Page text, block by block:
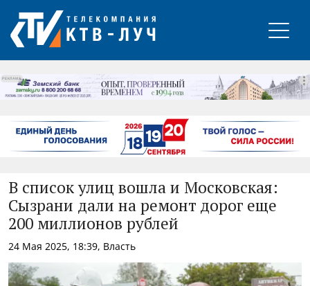
РЕКЛАМА
В список улиц вошла и Московская:
Сызрани дали на ремонт дорог еще
200 миллионов рублей
24 Мая 2025, 18:39, Власть